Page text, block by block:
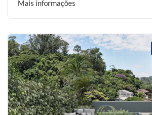
Mais informações